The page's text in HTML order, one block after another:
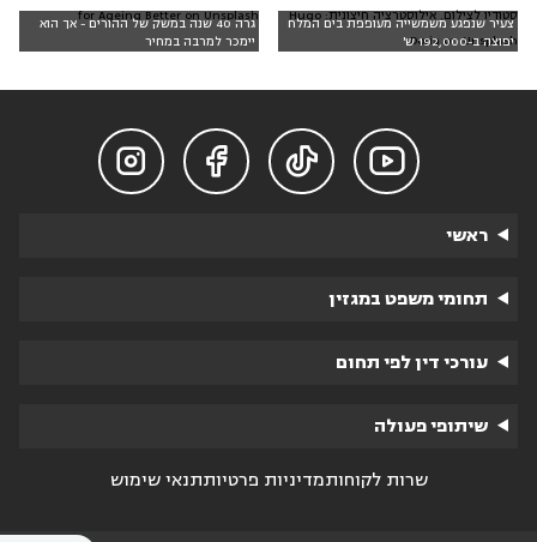
צעיר שנפגע משמשייה מעופפת בים המלח
יפוצה ב-192,000 ש'
סטודיו לצילום. אילוסטרציה חיצונית: Hugo
Doria on Unsplash
גרה 40 שנה במשק של ההורים - אך הוא
יימכר למרבה במחיר
for Ageing Better on Unsplash




ראשי
תחומי משפט במגזין
עורכי דין לפי תחום
שיתופי פעולה
שרות לקוחותמדיניות פרטיותתנאי שימוש